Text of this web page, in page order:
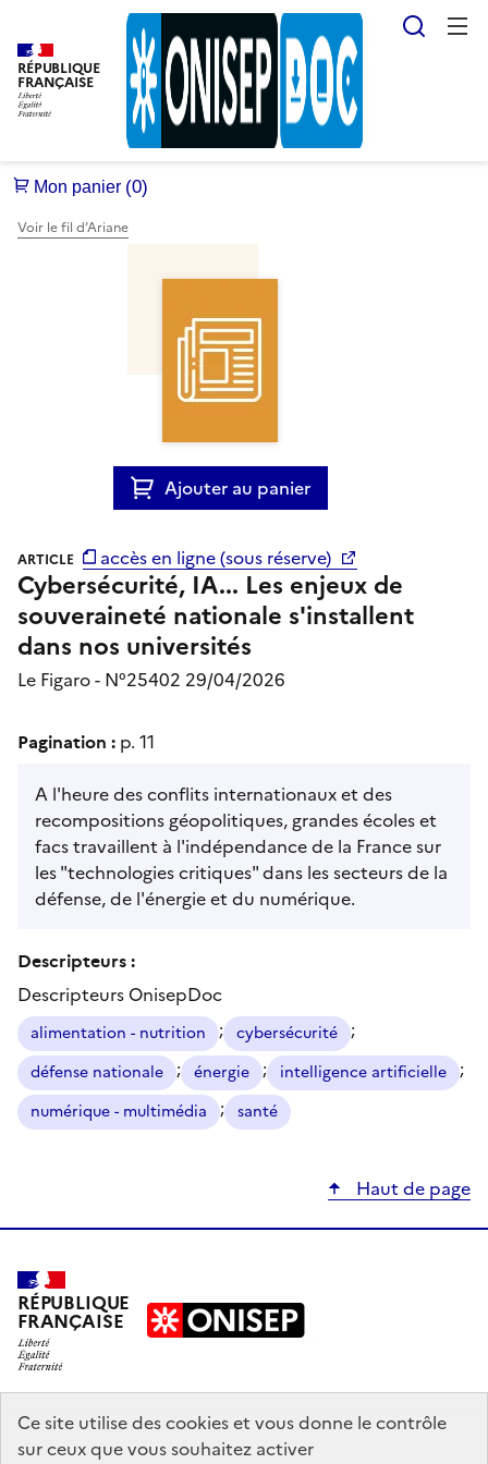
Ce site utilise des cookies et vous donne le contrôle
sur ceux que vous souhaitez activer
RÉPUBLIQUE
FRANÇAISE
Voir le fil d’Ariane
Ajouter au panier
accès en ligne (sous réserve)
ARTICLE
Cybersécurité, IA... Les enjeux de
souveraineté nationale s'installent
dans nos universités
Le Figaro - N°25402 29/04/2026
Pagination : p. 11
A l'heure des conflits internationaux et des
recompositions géopolitiques, grandes écoles et
facs travaillent à l'indépendance de la France sur
les "technologies critiques" dans les secteurs de la
défense, de l'énergie et du numérique.
Descripteurs :
Descripteurs OnisepDoc
alimentation - nutrition ; cybersécurité ;
défense nationale ; énergie ; intelligence artificielle ;
numérique - multimédia ; santé
Haut de page
RÉPUBLIQUE
FRANÇAISE
education.gouv.fr